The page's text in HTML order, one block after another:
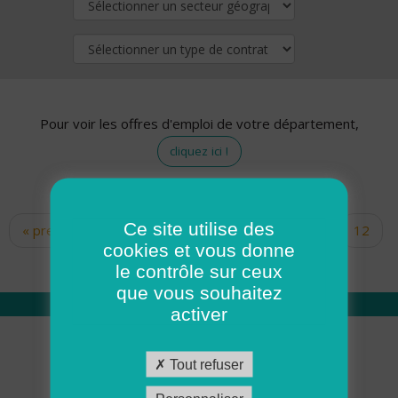
Pour voir les offres d'emploi de votre département,
cliquez ici !
Pages
« premier ‹ précédent … 10
12
14 15 16 17
Qui sommes nous
Académie ADMR
Ce site utilise des
cookies et vous donne
le contrôle sur ceux
que vous souhaitez
activer
Tout refuser